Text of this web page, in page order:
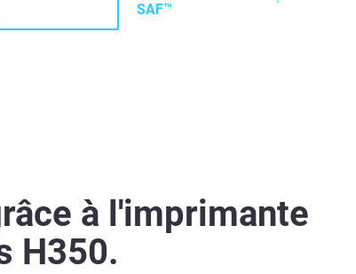
SAF™
à l'imprimante
H350.